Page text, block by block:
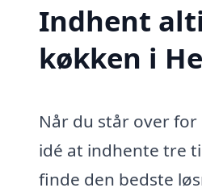
Indhent
køkken i
Når du står over
idé at indhente tre
finde den bedste